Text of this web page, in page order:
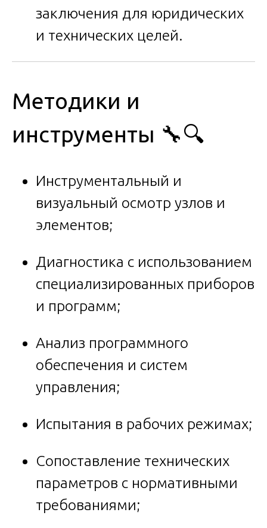
заключения для юридических
и технических целей.
Методики и
инструменты 🔧🔍
Инструментальный и
визуальный осмотр узлов и
элементов;
Диагностика с использованием
специализированных приборов
и программ;
Анализ программного
обеспечения и систем
управления;
Испытания в рабочих режимах;
Сопоставление технических
параметров с нормативными
требованиями;